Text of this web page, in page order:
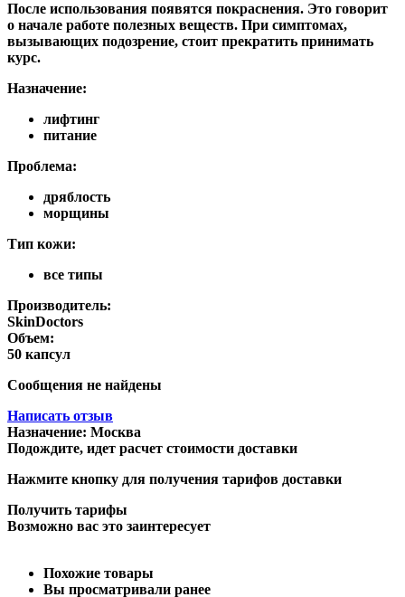
После использования появятся покраснения. Это говорит
о начале работе полезных веществ. При симптомах,
вызывающих подозрение, стоит прекратить принимать
курс.
Назначение:
лифтинг
питание
Проблема:
дряблость
морщины
Тип кожи:
все типы
Производитель:
SkinDoctors
Объем:
50 капсул
Сообщения не найдены
Написать отзыв
Назначение: Москва
Подождите, идет расчет стоимости доставки
Нажмите кнопку для получения тарифов доставки
Получить тарифы
Возможно вас это заинтересует
Похожие товары
Вы просматривали ранее